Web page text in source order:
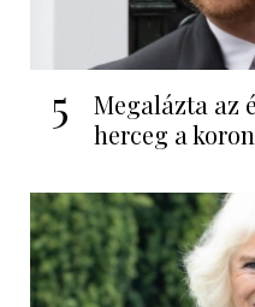
5
Megalázta az
herceg a